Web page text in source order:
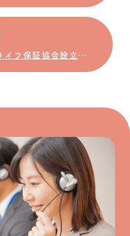
一般社団法人トータルライフ保証協会設立のお知らせ